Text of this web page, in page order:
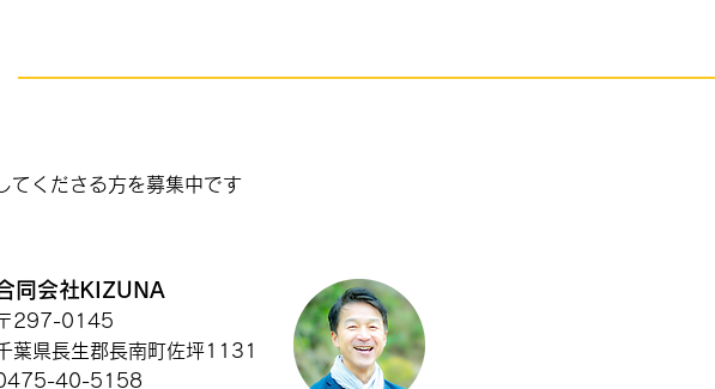
てくださる方を募集中です
同会社KIZUNA
297-0145
葉県長生郡長南町佐坪1131
40-5158